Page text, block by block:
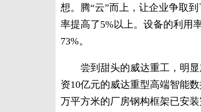
想。腾“云”而上，让企业争取
率提高了5%以上。设备的利用
73%。
尝到甜头的威达重工，明显
资10亿元的威达重型高端智能
万平方米的厂房钢构框架已安